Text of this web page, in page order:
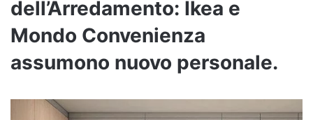
dell’Arredamento: Ikea e
Mondo Convenienza
assumono nuovo personale.